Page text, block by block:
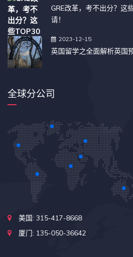
GRE改革，考不出分？这
请！
2023-12-15
英国留学之全面解析英国
全球分公司
美国: 315-417-8668
厦门: 135-050-36642